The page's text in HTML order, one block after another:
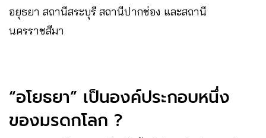
อยุธยา สถานีสระบุรี สถานีปากช่อง และสถานี
นครราชสีมา
“อโยธยา” เป็นองค์ประกอบหนึ่ง
ของมรดกโลก ?